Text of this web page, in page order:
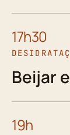
17h30
Beijar
19h